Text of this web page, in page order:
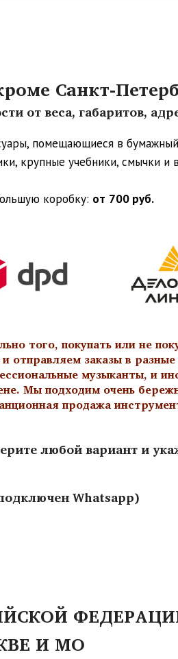
Санкт-
от веса, габаритов,
помещающиеся в
крупные учебники, смычки
коробку: от 700 руб.
того, покупать или не
заказы в
музыканты, и
Мы подходим очень
продажа
любой вариант и
Whatsapp)
И МО